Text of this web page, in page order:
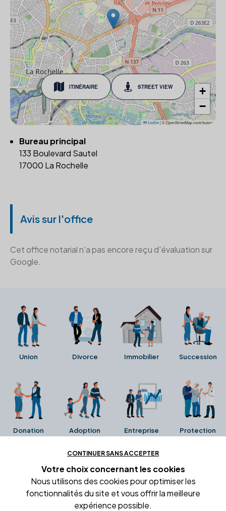
ITINÉRAIRE STREET VIEW
+
−
Leaflet|© OpenStreetMap contributors
Bureau principal
133 Boulevard Sautel
17000 La Rochelle
Avis sur l'office
Cet office notarial n'a pas encore reçu d'évaluation sur
Google.
Union Divorce Immobilier Succession
Donation Adoption Entreprise Protection
Ces avis proviennent directement de la fiche Google
Business de l'office notarial. Ils n'ont ni été collectés ni
été vérifiés par Alexia.fr.
CONTINUER SANS ACCEPTER
Votre choix concernant les cookies
Nous utilisons des cookies pour optimiser les
fonctionnalités du site et vous offrir la meilleure
expérience possible.